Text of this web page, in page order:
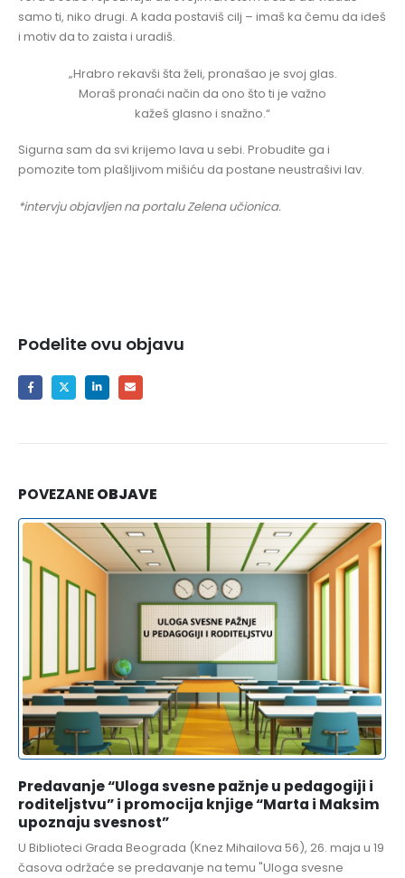
samo ti, niko drugi. A kada postaviš cilj – imaš ka čemu da ideš
i motiv da to zaista i uradiš.
„Hrabro rekavši šta želi, pronašao je svoj glas.
Moraš pronaći način da ono što ti je važno
kažeš glasno i snažno.“
Sigurna sam da svi krijemo lava u sebi. Probudite ga i
pomozite tom plašljivom mišiću da postane neustrašivi lav.
*intervju objavljen na portalu Zelena učionica.
Podelite ovu objavu
POVEZANEOBJAVE
Predavanje “Uloga svesne pažnje u pedagogiji i
roditeljstvu” i promocija knjige “Marta i Maksim
upoznaju svesnost”
U Biblioteci Grada Beograda (Knez Mihailova 56), 26. maja u 19
časova održaće se predavanje na temu "Uloga svesne